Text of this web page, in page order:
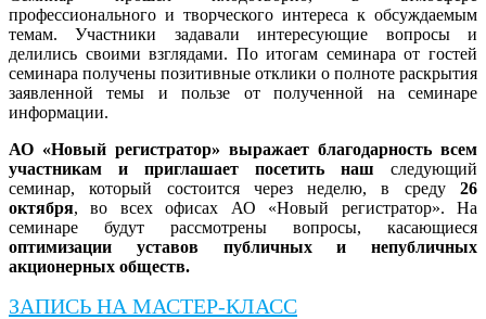
профессионального и творческого интереса к обсуждаемым
темам. Участники задавали интересующие вопросы и
делились своими взглядами. По итогам семинара от гостей
семинара получены позитивные отклики о полноте раскрытия
заявленной темы и пользе от полученной на семинаре
информации.
АО «Новый регистратор» выражает благодарность всем
участникам и приглашает посетить наш следующий
семинар, который состоится через неделю, в среду 26
октября, во всех офисах АО «Новый регистратор». На
семинаре будут рассмотрены вопросы, касающиеся
оптимизации уставов публичных и непубличных
акционерных обществ.
ЗАПИСЬ НА МАСТЕР-КЛАСС